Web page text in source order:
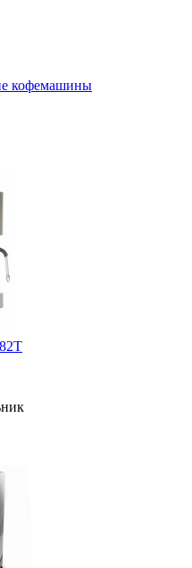
кофемашины